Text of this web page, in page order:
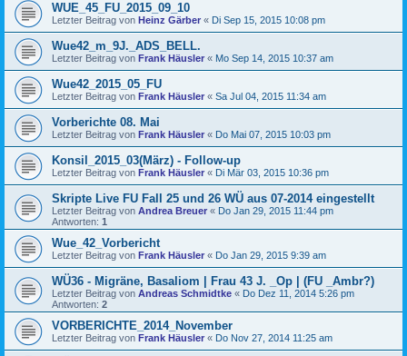
WUE_45_FU_2015_09_10
Letzter Beitrag von Heinz Gärber « Di Sep 15, 2015 10:08 pm
Wue42_m_9J._ADS_BELL.
Letzter Beitrag von Frank Häusler « Mo Sep 14, 2015 10:37 am
Wue42_2015_05_FU
Letzter Beitrag von Frank Häusler « Sa Jul 04, 2015 11:34 am
Vorberichte 08. Mai
Letzter Beitrag von Frank Häusler « Do Mai 07, 2015 10:03 pm
Konsil_2015_03(März) - Follow-up
Letzter Beitrag von Frank Häusler « Di Mär 03, 2015 10:36 pm
Skripte Live FU Fall 25 und 26 WÜ aus 07-2014 eingestellt
Letzter Beitrag von Andrea Breuer « Do Jan 29, 2015 11:44 pm
Antworten: 1
Wue_42_Vorbericht
Letzter Beitrag von Frank Häusler « Do Jan 29, 2015 9:39 am
WÜ36 - Migräne, Basaliom | Frau 43 J. _Op | (FU _Ambr?)
Letzter Beitrag von Andreas Schmidtke « Do Dez 11, 2014 5:26 pm
Antworten: 2
VORBERICHTE_2014_November
Letzter Beitrag von Frank Häusler « Do Nov 27, 2014 11:25 am